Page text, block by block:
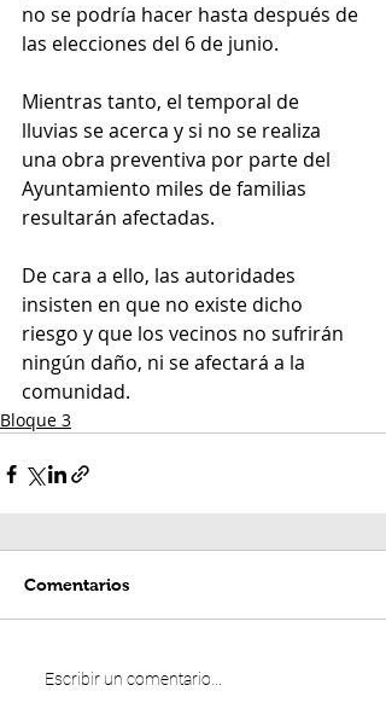
no se podría hacer hasta después de
las elecciones del 6 de junio.
Mientras tanto, el temporal de
lluvias se acerca y si no se realiza
una obra preventiva por parte del
Ayuntamiento miles de familias
resultarán afectadas.
De cara a ello, las autoridades
insisten en que no existe dicho
riesgo y que los vecinos no sufrirán
ningún daño, ni se afectará a la
comunidad.
Bloque 3
Comentarios
Escribir un comentario...